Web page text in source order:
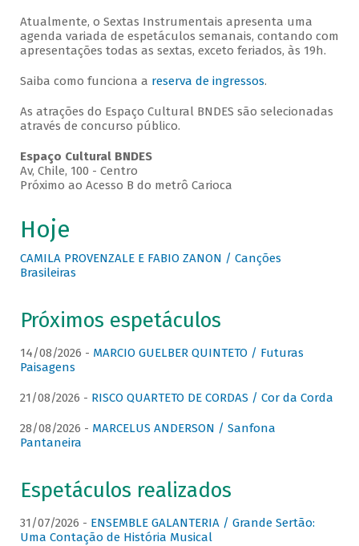
Atualmente, o Sextas Instrumentais apresenta uma
agenda variada de espetáculos semanais, contando com
apresentações todas as sextas, exceto feriados, às 19h.
Saiba como funciona a reserva de ingressos.
As atrações do Espaço Cultural BNDES são selecionadas
através de concurso público.
Espaço Cultural BNDES
Av, Chile, 100 - Centro
Próximo ao Acesso B do metrô Carioca
Hoje
CAMILA PROVENZALE E FABIO ZANON / Canções
Brasileiras
Próximos espetáculos
14/08/2026 - MARCIO GUELBER QUINTETO / Futuras
Paisagens
21/08/2026 - RISCO QUARTETO DE CORDAS / Cor da Corda
28/08/2026 - MARCELUS ANDERSON / Sanfona
Pantaneira
Espetáculos realizados
31/07/2026 - ENSEMBLE GALANTERIA / Grande Sertão:
Uma Contação de História Musical